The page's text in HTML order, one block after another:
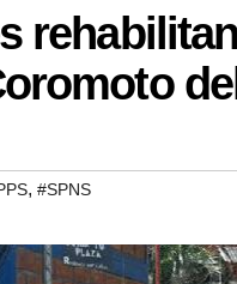
, #SPNS